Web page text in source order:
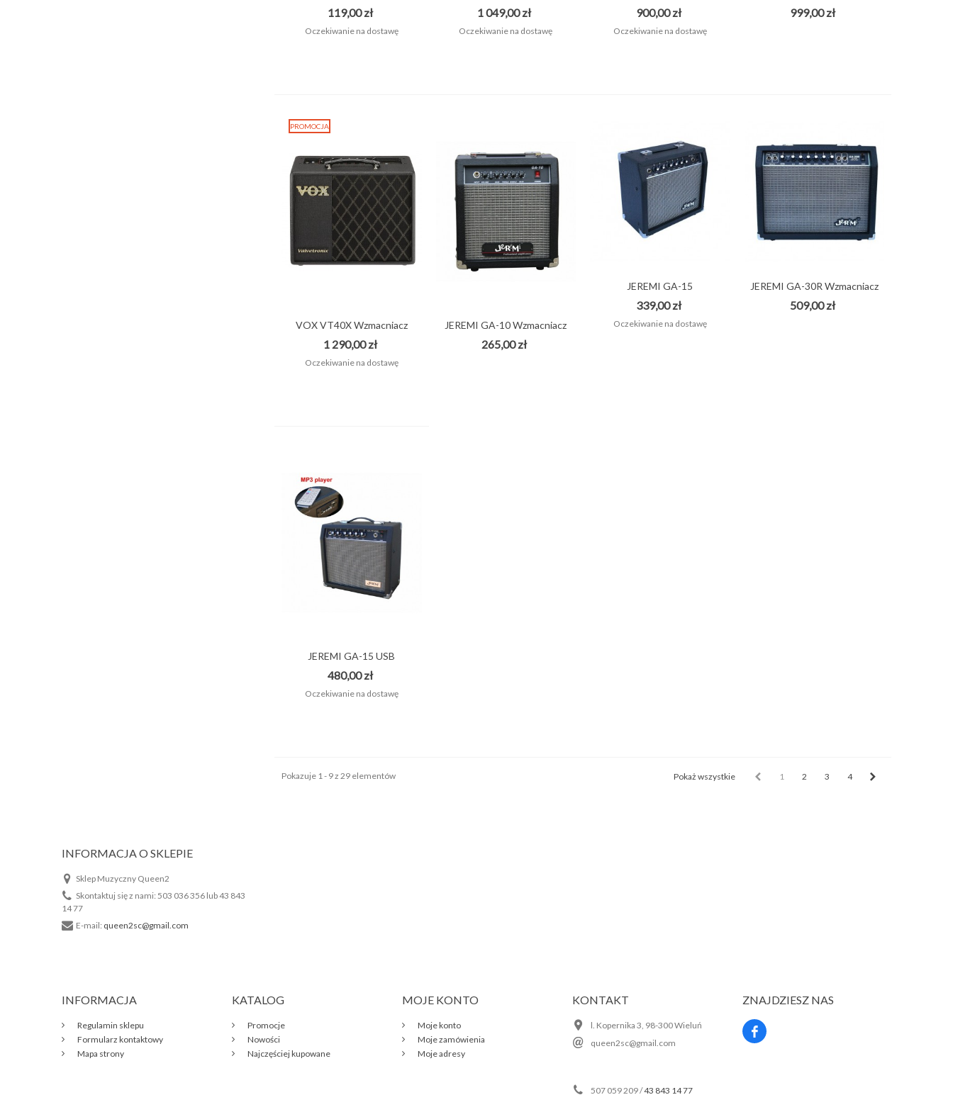
119,00 zł
Oczekiwanie na dostawę
wzmacniacz...
1 049,00 zł
Oczekiwanie na dostawę
combo do...
900,00 zł
Oczekiwanie na dostawę
combo do...
999,00 zł
PROMOCJA
VOX VT40X Wzmacniacz
combo do...
1 290,00 zł
Oczekiwanie na dostawę
JEREMI GA-10 Wzmacniacz
combo do...
265,00 zł
JEREMI GA-15
WZMACNIACZ DO...
339,00 zł
Oczekiwanie na dostawę
JEREMI GA-30R Wzmacniacz
combo...
509,00 zł
JEREMI GA-15 USB
Wzmacniacz...
480,00 zł
Oczekiwanie na dostawę
1 2 3 4
Pokaż wszystkie
Pokazuje 1 - 9 z 29 elementów
INFORMACJA O SKLEPIE
Sklep Muzyczny Queen2
Skontaktuj się z nami: 503 036 356 lub 43 843
14 77
E-mail: queen2sc@gmail.com
INFORMACJA
Regulamin sklepu
Formularz kontaktowy
Mapa strony
KATALOG
Promocje
Nowości
Najczęściej kupowane
MOJE KONTO
Moje konto
Moje zamówienia
Moje adresy
KONTAKT
l. Kopernika 3, 98-300 Wieluń
queen2sc@gmail.com
507 059 209 /43 843 14 77
ZNAJDZIESZ NAS